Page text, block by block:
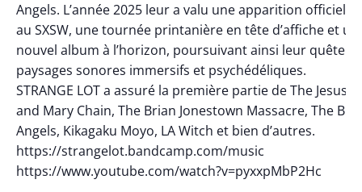
Angels. L’année 2025 leur a valu une apparition officielle
au SXSW, une tournée printanière en tête d’affiche et un
nouvel album à l’horizon, poursuivant ainsi leur quête
paysages sonores immersifs et psychédéliques.
STRANGE LOT a assuré la première partie de The Jesus
and Mary Chain, The Brian Jonestown Massacre, The
Angels, Kikagaku Moyo, LA Witch et bien d’autres.
https://strangelot.bandcamp.com/music
https://www.youtube.com/watch?v=pyxxpMbP2Hc